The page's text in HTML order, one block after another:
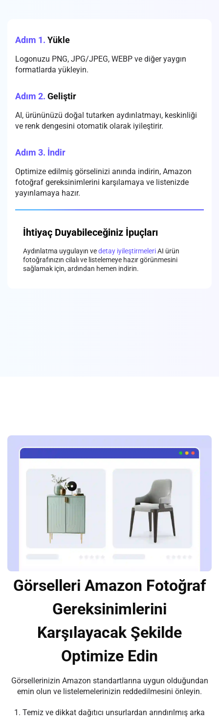
Adım 1. Yükle
Logonuzu PNG, JPG/JPEG, WEBP ve diğer yaygın
formatlarda yükleyin.
Adım 2. Geliştir
AI, ürününüzü doğal tutarken aydınlatmayı, keskinliği
ve renk dengesini otomatik olarak iyileştirir.
Adım 3. İndir
Optimize edilmiş görselinizi anında indirin, Amazon
fotoğraf gereksinimlerini karşılamaya ve listenizde
yayınlamaya hazır.
İhtiyaç Duyabileceğiniz İpuçları
Aydınlatma uygulayın vedetay iyileştirmeleriAI ürün
fotoğrafınızın cilalı ve listelemeye hazır görünmesini
sağlamak için, ardından hemen indirin.
Görselleri Amazon Fotoğraf
Gereksinimlerini
Karşılayacak Şekilde
Optimize Edin
Görsellerinizin Amazon standartlarına uygun olduğundan
emin olun ve listelemelerinizin reddedilmesini önleyin.
1. Temiz ve dikkat dağıtıcı unsurlardan arındırılmış arka